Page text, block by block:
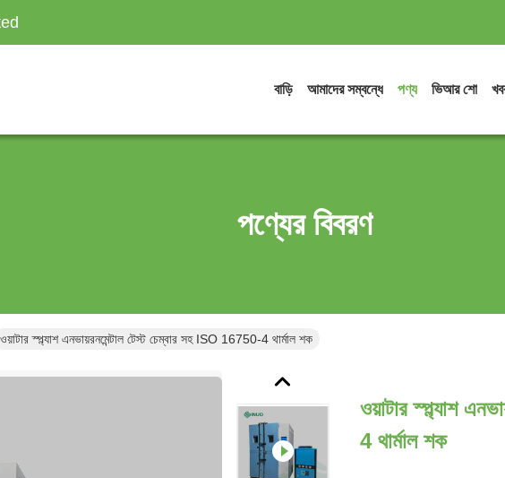
বাড়ি আমাদের সম্বন্ধে পণ্য ভিআর শো
পণ্যের বিবরণ
ওয়াটার স্প্ল্যাশ এনভায়রনমেন্টাল টেস্ট চেম্বার সহ ISO 16750-4 থার্মাল শক
ওয়াটার স্প্ল্যাশ
4 থার্মাল শক